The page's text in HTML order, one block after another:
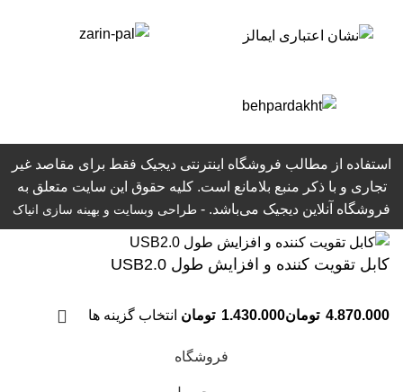
استفاده از مطالب فروشگاه اینترنتی دیجیک فقط برای مقاصد غیر
تجاری و با ذکر منبع بلامانع است. کلیه حقوق این سایت متعلق به
فروشگاه آنلاین دیجیک می‌باشد. - طراحی وبسایت و بهینه سازی انیاک
کابل تقویت کننده و افزایش طول USB2.0
انتخاب گزینه ها
فروشگاه